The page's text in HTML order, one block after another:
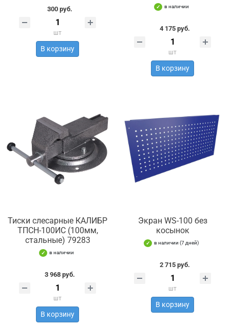
300 руб.
шт
В корзину
в наличии
4 175 руб.
шт
В корзину
Тиски слесарные КАЛИБР
ТПСН-100ИС (100мм,
стальные) 79283
в наличии
3 968 руб.
шт
В корзину
Экран WS-100 без
косынок
в наличии (7 дней)
2 715 руб.
шт
В корзину